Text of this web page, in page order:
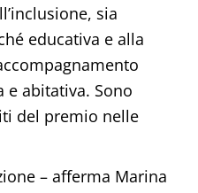
sia
educativa e alla
e abitativa. Sono
del premio nelle
– afferma Marina